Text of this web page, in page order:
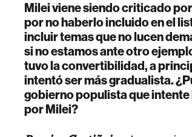
Milei viene siendo criticado
por no haberlo incluido en el
incluir temas que no lucen
si no estamos ante otro
tuvo la convertibilidad, a
intentó ser más gradualista.
gobierno populista que
por Milei?